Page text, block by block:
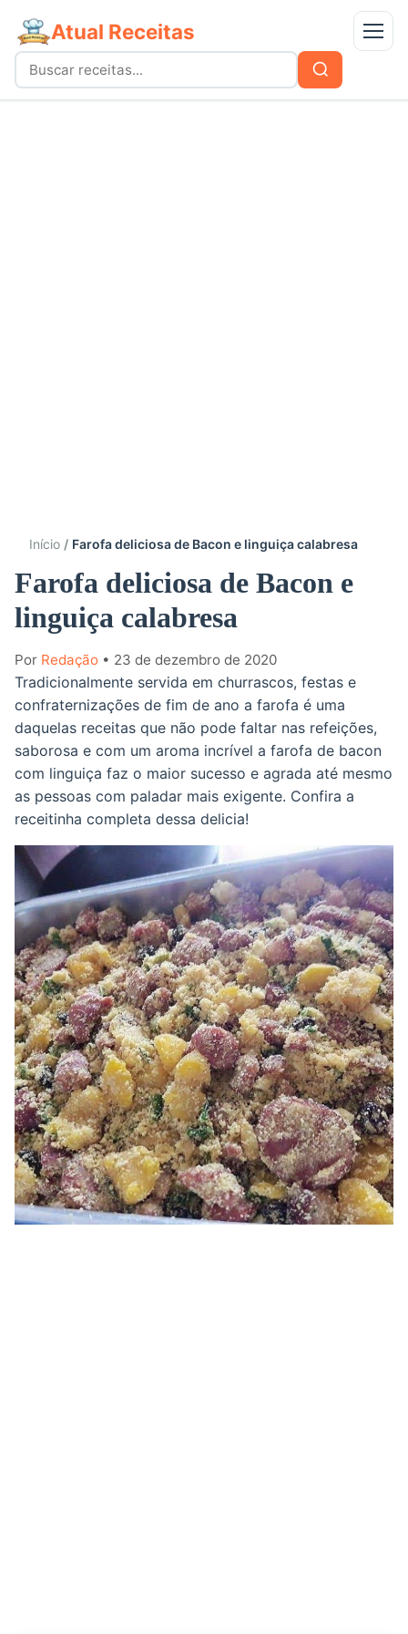
Atual Receitas Menu
Buscar
por:
Buscar
Início Farofa deliciosa de Bacon e linguiça calabresa
Farofa deliciosa de Bacon e
linguiça calabresa
Por Redação • 23 de dezembro de 2020
Tradicionalmente servida em churrascos, festas e
confraternizações de fim de ano a farofa é uma
daquelas receitas que não pode faltar nas refeições,
saborosa e com um aroma incrível a farofa de bacon
com linguiça faz o maior sucesso e agrada até mesmo
as pessoas com paladar mais exigente. Confira a
receitinha completa dessa delicia!